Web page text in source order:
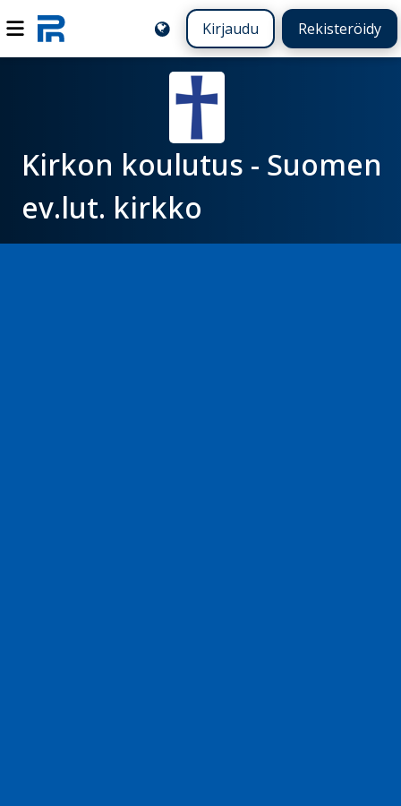
Kirjaudu Rekisteröidy
Kirkon koulutus - Suomen
ev.lut. kirkko